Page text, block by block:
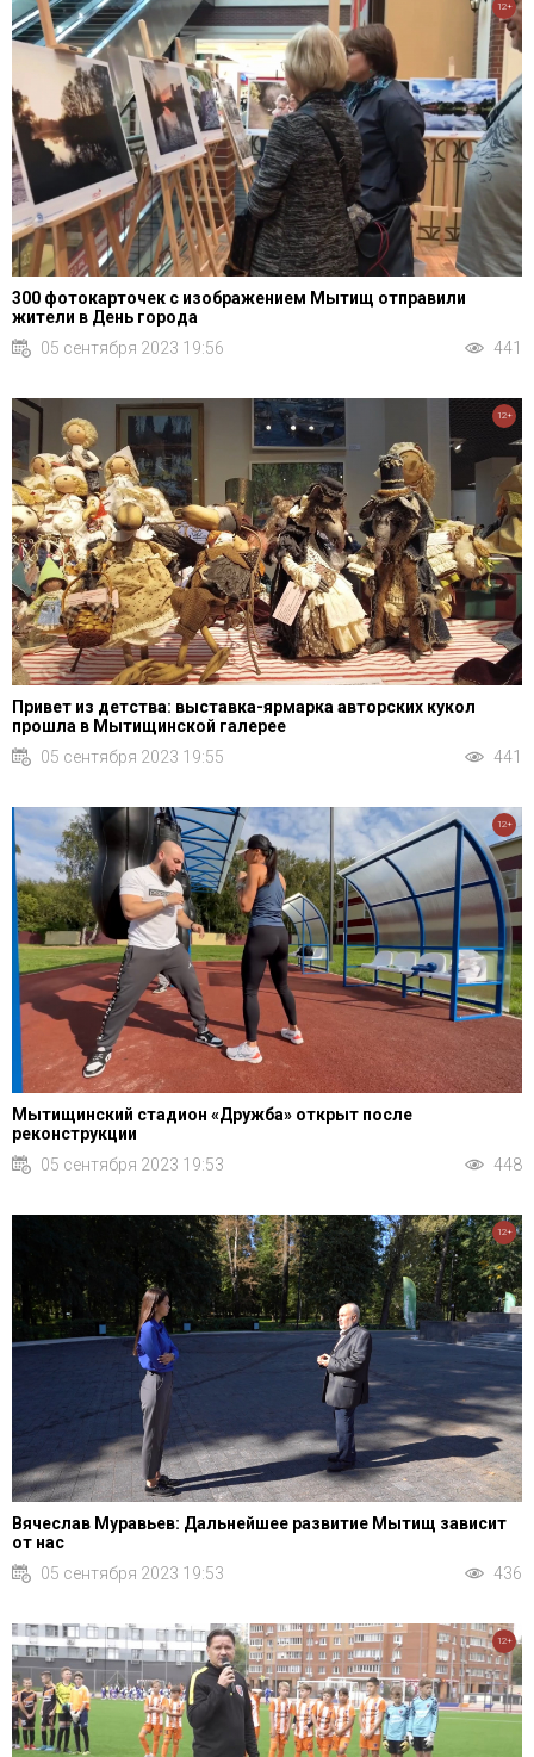
300 фотокарточек с изображением Мытищ отправили
жители в День города
05 сентября 2023 19:56
441
12+
Привет из детства: выставка-ярмарка авторских кукол
прошла в Мытищинской галерее
05 сентября 2023 19:55
441
12+
Мытищинский стадион «Дружба» открыт после
реконструкции
05 сентября 2023 19:53
448
12+
Вячеслав Муравьев: Дальнейшее развитие Мытищ зависит
от нас
05 сентября 2023 19:53
436
12+
12+